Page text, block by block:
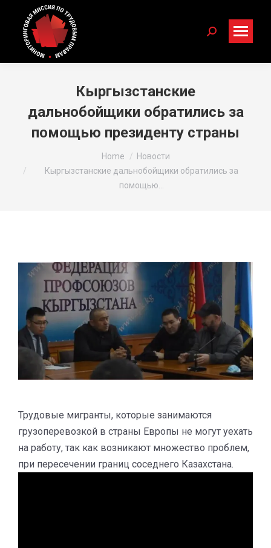
Search:
Кыргызстанские
дальнобойщики обратились за
помощью президенту страны
Home
Новости
Кыргызстанские дальнобойщики обратились за
помощью…
Трудовые мигранты, которые занимаются
грузоперевозкой в страны Европы не могут уехать
на работу, так как возникают множество проблем,
при пересечении границ соседнего Казахстана.